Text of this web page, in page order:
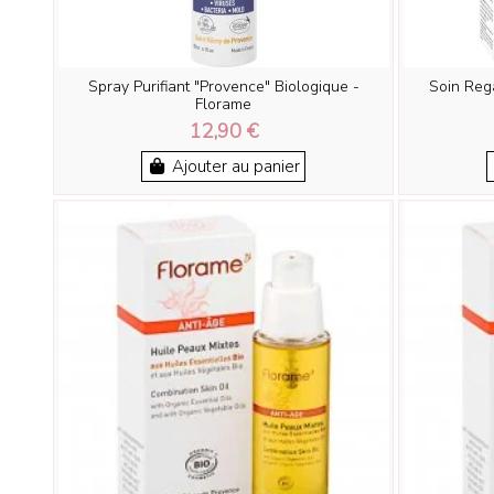
Spray Purifiant "Provence" Biologique -
Florame
12,90 €
Ajouter au panier
Soin